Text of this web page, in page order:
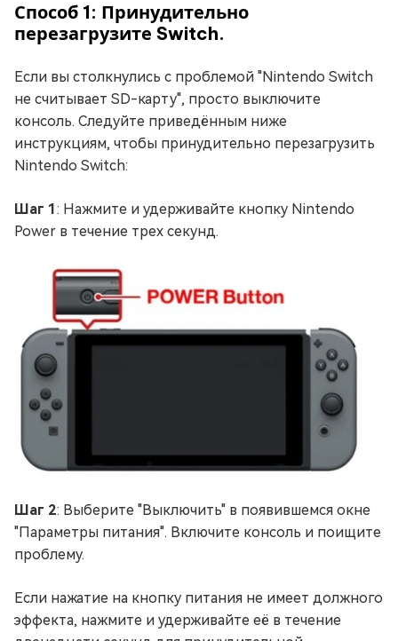
Способ 1: Принудительно
перезагрузите Switch.
Если вы столкнулись с проблемой "Nintendo Switch
не считывает SD-карту", просто выключите
консоль. Следуйте приведённым ниже
инструкциям, чтобы принудительно перезагрузить
Nintendo Switch:
Шаг 1: Нажмите и удерживайте кнопку Nintendo
Power в течение трех секунд.
Шаг 2: Выберите "Выключить" в появившемся окне
"Параметры питания". Включите консоль и поищите
проблему.
Если нажатие на кнопку питания не имеет должного
эффекта, нажмите и удерживайте её в течение